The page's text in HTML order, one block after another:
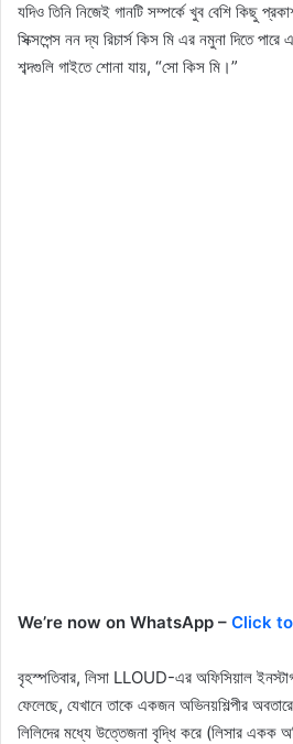
যদিও তিনি নিজেই গানটি সম্পর্কে খুব বেশি কিছু
সিক্সপেন্স নন দ্য রিচার্স কিস মি এর নমুনা দিতে
শব্দগুলি গাইতে শোনা যায়, “সো কিস মি।”
We’re now on WhatsApp – Click
বৃহস্পতিবার, লিসা LLOUD-এর অফিসিয়াল
ফেলেছে, যেখানে তাকে একজন অভিনয়শিল্পীর
লিলিদের মধ্যে উত্তেজনা বৃদ্ধি করে (লিসার একক